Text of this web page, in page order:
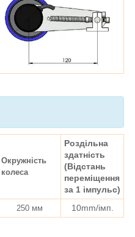
Окружність
колеса
Роздільна
здатність
(Відстань
переміщення
за 1 імпульс)
250 мм 10mm/імп.